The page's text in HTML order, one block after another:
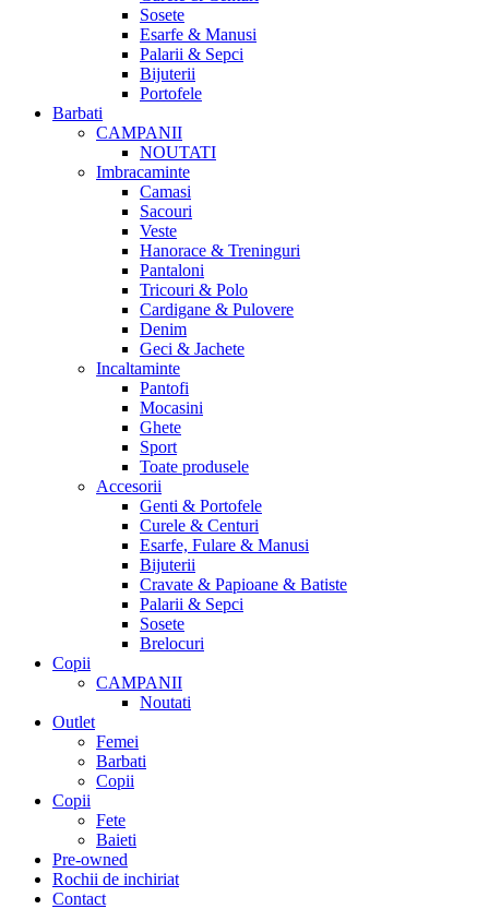
Sosete
Esarfe & Manusi
Palarii & Sepci
Bijuterii
Portofele
Barbati
CAMPANII
NOUTATI
Imbracaminte
Camasi
Sacouri
Veste
Hanorace & Treninguri
Pantaloni
Tricouri & Polo
Cardigane & Pulovere
Denim
Geci & Jachete
Incaltaminte
Pantofi
Mocasini
Ghete
Sport
Toate produsele
Accesorii
Genti & Portofele
Curele & Centuri
Esarfe, Fulare & Manusi
Bijuterii
Cravate & Papioane & Batiste
Palarii & Sepci
Sosete
Brelocuri
Copii
CAMPANII
Noutati
Outlet
Femei
Barbati
Copii
Copii
Fete
Baieti
Pre-owned
Rochii de inchiriat
Contact